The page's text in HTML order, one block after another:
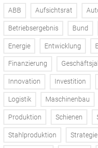
ABB Aufsichtsrat
Betriebsergebnis Bund
Energie Entwicklung
Finanzierung
Innovation Investition
Logistik Maschinenbau
Produktion Schienen
Stahlproduktion Strategie